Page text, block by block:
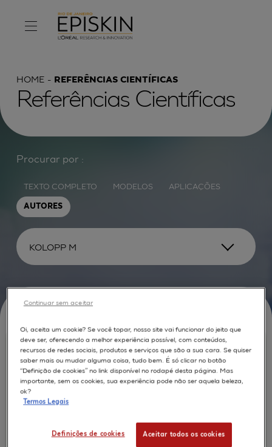
HOME REFERÊNCIAS CIENTÍFICAS
Referências Científicas
Procurar por :
TEXTO COMPLETO MODELOS APLICAÇÕES
AUTORES
Greiner B Kolopp M Mahl A
LAV694, a new antiproliferative agent
showing improved skin tolerability vs.
clinical standards for the treatment of
actinic keratosis
Oi, aceita um cookie? Se você topar, nosso site vai funcionar do jeito que
deve ser, oferecendo a melhor experiência possível, com conteúdos,
recursos de redes sociais, produtos e serviços que são a sua cara. Se quiser
saber mais ou mudar alguma coisa, tudo bem. É só clicar no botão
“Definição de cookies” no link disponível no rodapé desta página. Mas
importante, sem os cookies, sua experiência pode não ser aquela beleza,
ok?
Termos Legais
Definições de cookies Aceitar todos os cookies
Continuar sem aceitar